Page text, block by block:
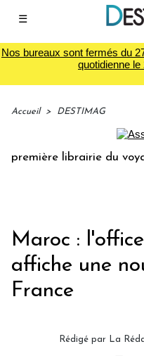
☰
Nos bureaux sont fermés du
quotidienne le
Accueil > DESTIMAG
librairie du
Maroc :
affiche une
France
Rédigé par La